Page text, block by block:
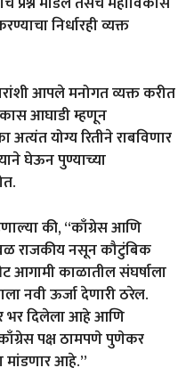
निर्धारही व्यक्त
आपले मनोगत व्‍यक्त करीत
आघाडी म्हणून
योग्य रितीने राबविणार
घेऊन पुण्याच्या
की, “काँग्रेस आणि
राजकीय नसून कौटुंबिक
काळातील संघर्षाला
नवी ऊर्जा देणारी ठरेल.
भर दिलेला आहे आणि
पक्ष ठामपणे पुणेकर
मांडणार आहे.”